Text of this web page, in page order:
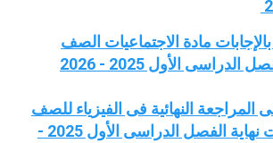
مادة الاجتماعيات الصف
الأول 2025 - 2026
النهائية فى الفيزياء للصف
الثانى عشر الكويت نهاية الفصل الدراسى الأول 2025 -